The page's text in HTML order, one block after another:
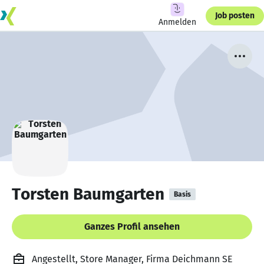
Anmelden
Job posten
Torsten Baumgarten Basis
Ganzes Profil ansehen
Angestellt, Store Manager, Firma Deichmann SE